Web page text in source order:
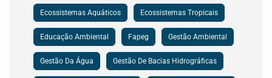
Ecossistemas Aquáticos Ecossistemas Tropicais
Educação Ambiental Fapeg Gestão Ambiental
Gestão Da Água Gestão De Bacias Hidrográficas